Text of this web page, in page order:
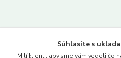
www.merkantil.sk
Súhlasíte s
Milí klienti, aby sme vám vedeli čo